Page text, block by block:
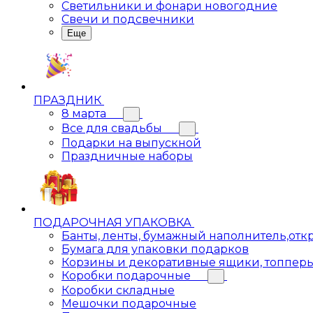
Светильники и фонари новогодние
Свечи и подсвечники
Еще
ПРАЗДНИК
8 марта
Все для свадьбы
Подарки на выпускной
Праздничные наборы
ПОДАРОЧНАЯ УПАКОВКА
Банты, ленты, бумажный
Бумага для упаковки подарков
Корзины и декоративные ящики,
Коробки подарочные
Коробки складные
Мешочки подарочные